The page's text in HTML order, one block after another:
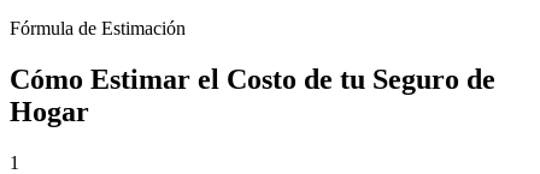
Fórmula de Estimación
Cómo Estimar el Costo de tu Seguro de
Hogar
1